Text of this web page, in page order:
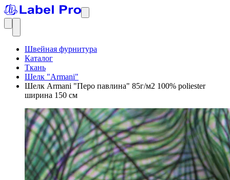
Швейная фурнитура
Каталог
Ткань
Шелк "Armani"
Шелк Armani "Перо павлина" 85г/м2 100% poliester
ширина 150 см